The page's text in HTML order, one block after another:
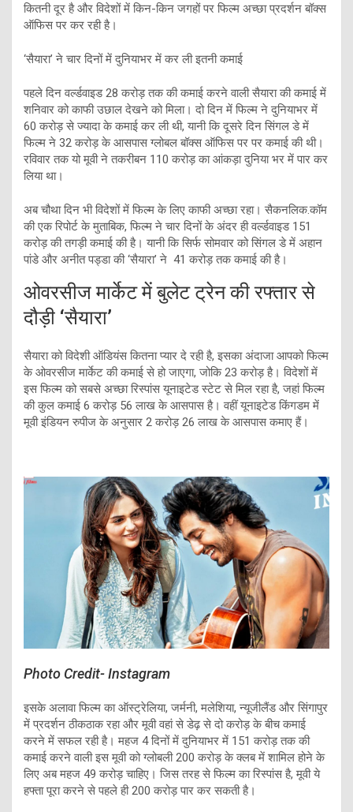
कितनी दूर है और विदेशों में किन-किन जगहों पर फिल्म अच्छा प्रदर्शन बॉक्स
ऑफिस पर कर रही है।
‘सैयारा’ ने चार दिनों में दुनियाभर में कर ली इतनी कमाई
पहले दिन वर्ल्डवाइड 28 करोड़ तक की कमाई करने वाली सैयारा की कमाई में
शनिवार को काफी उछाल देखने को मिला। दो दिन में फिल्म ने दुनियाभर में
60 करोड़ से ज्यादा के कमाई कर ली थी, यानी कि दूसरे दिन सिंगल डे में
फिल्म ने 32 करोड़ के आसपास ग्लोबल बॉक्स ऑफिस पर पर कमाई की थी।
रविवार तक यो मूवी ने तकरीबन 110 करोड़ का आंकड़ा दुनिया भर में पार कर
लिया था।
अब चौथा दिन भी विदेशों में फिल्म के लिए काफी अच्छा रहा। सैकनलिक.कॉम
की एक रिपोर्ट के मुताबिक, फिल्म ने चार दिनों के अंदर ही वर्ल्डवाइड 151
करोड़ की तगड़ी कमाई की है। यानी कि सिर्फ सोमवार को सिंगल डे में अहान
पांडे और अनीत पड्डा की ‘सैयारा’ ने 41 करोड़ तक कमाई की है।
ओवरसीज मार्केट में बुलेट ट्रेन की रफ्तार से
दौड़ी ‘सैयारा’
सैयारा को विदेशी ऑडियंस कितना प्यार दे रही है, इसका अंदाजा आपको फिल्म
के ओवरसीज मार्केट की कमाई से हो जाएगा, जोकि 23 करोड़ है। विदेशों में
इस फिल्म को सबसे अच्छा रिस्पांस यूनाइटेड स्टेट से मिल रहा है, जहां फिल्म
की कुल कमाई 6 करोड़ 56 लाख के आसपास है। वहीं यूनाइटेड किंगडम में
मूवी इंडियन रुपीज के अनुसार 2 करोड़ 26 लाख के आसपास कमाए हैं।
Photo Credit- Instagram
इसके अलावा फिल्म का ऑस्ट्रेलिया, जर्मनी, मलेशिया, न्यूजीलैंड और सिंगापुर
में प्रदर्शन ठीकठाक रहा और मूवी वहां से डेढ़ से दो करोड़ के बीच कमाई
करने में सफल रही है। महज 4 दिनों में दुनियाभर में 151 करोड़ तक की
कमाई करने वाली इस मूवी को ग्लोबली 200 करोड़ के क्लब में शामिल होने के
लिए अब महज 49 करोड़ चाहिए। जिस तरह से फिल्म का रिस्पांस है, मूवी ये
हफ्ता पूरा करने से पहले ही 200 करोड़ पार कर सकती है।